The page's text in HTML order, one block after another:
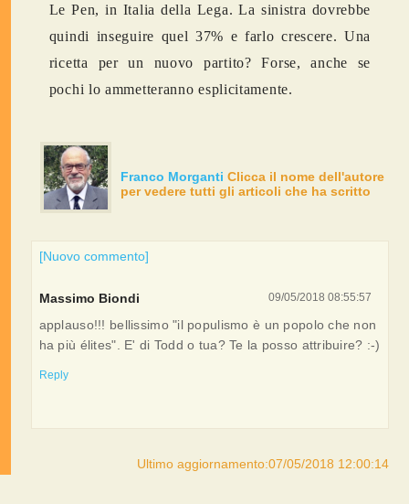
Le Pen, in Italia della Lega. La sinistra dovrebbe
quindi inseguire quel 37% e farlo crescere. Una
ricetta per un nuovo partito? Forse, anche se
pochi lo ammetteranno esplicitamente.
Franco Morganti Clicca il nome dell'autore
per vedere tutti gli articoli che ha scritto
[Nuovo commento]
09/05/2018 08:55:57
Massimo Biondi
applauso!!! bellissimo "il populismo è un popolo che non
ha più élites". E' di Todd o tua? Te la posso attribuire? :-)
Reply
Ultimo aggiornamento:07/05/2018 12:00:14